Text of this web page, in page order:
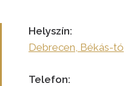
Helyszín:
Debrecen, Békás-tó
Telefon: